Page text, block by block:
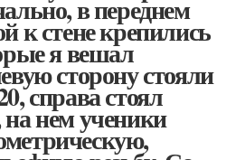
в переднем
к стене крепились
я вешал
сторону стояли
справа стоял
нем ученики